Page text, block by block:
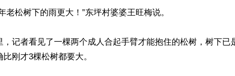
老松树下的雨更大！”东坪村婆婆王旺梅说。
，记者看见了一棵两个成人合起手臂才能抱住的松树，树下已
刚才3棵松树都要大。